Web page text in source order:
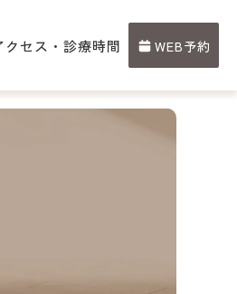
クセス・診療時間 WEB予約